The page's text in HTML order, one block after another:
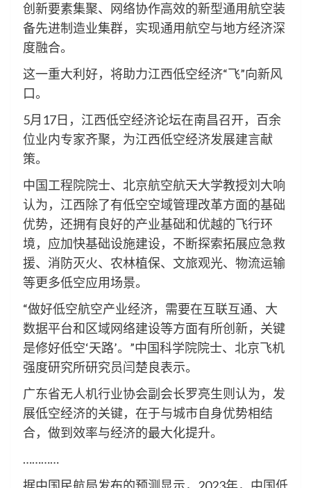
创新要素集聚、网络协作高效的新型通用航空装
备先进制造业集群，实现通用航空与地方经济深
度融合。
这一重大利好，将助力江西低空经济“飞”向新风
口。
5月17日，江西低空经济论坛在南昌召开，百余
位业内专家齐聚，为江西低空经济发展建言献
策。
中国工程院院士、北京航空航天大学教授刘大响
认为，江西除了有低空空域管理改革方面的基础
优势，还拥有良好的产业基础和优越的飞行环
境，应加快基础设施建设，不断探索拓展应急救
援、消防灭火、农林植保、文旅观光、物流运输
等更多低空应用场景。
“做好低空航空产业经济，需要在互联互通、大
数据平台和区域网络建设等方面有所创新，关键
是修好低空‘天路’。”中国科学院院士、北京飞机
强度研究所研究员闫楚良表示。
广东省无人机行业协会副会长罗亮生则认为，发
展低空经济的关键，在于与城市自身优势相结
合，做到效率与经济的最大化提升。
…………